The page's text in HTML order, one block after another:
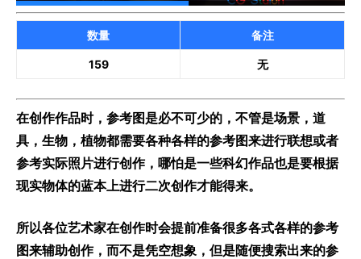
数量 备注
159 无
在创作作品时，参考图是必不可少的，不管是场景，道
具，生物，植物都需要各种各样的参考图来进行联想或者
参考实际照片进行创作，哪怕是一些科幻作品也是要根据
现实物体的蓝本上进行二次创作才能得来。
所以各位艺术家在创作时会提前准备很多各式各样的参考
图来辅助创作，而不是凭空想象，但是随便搜索出来的参